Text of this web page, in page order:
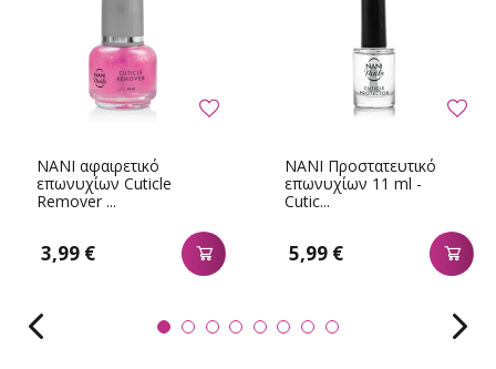
NANI αφαιρετικό
επωνυχίων Cuticle
Remover ...
3,99 €
NANI Προστατευτικό
επωνυχίων 11 ml -
Cutic...
5,99 €